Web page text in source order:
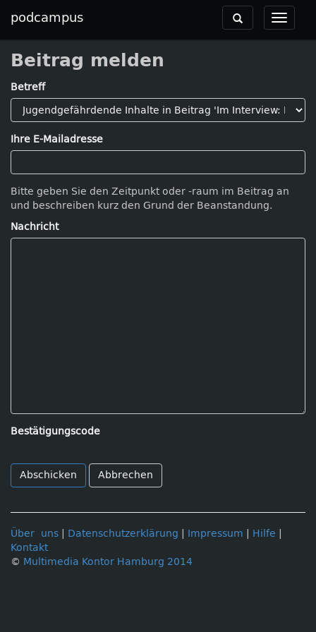
podcampus
Toggle
Toggle
navigation
Beitrag melden
Betreff
Ihre E-Mailadresse
Bitte geben Sie den Zeitpunkt oder -raum im Beitrag an
und beschreiben kurz den Grund der Beanstandung.
Nachricht
Bestätigungscode
Abbrechen
Über uns Datenschutzerklärung Impressum Hilfe
Kontakt
© Multimedia Kontor Hamburg 2014